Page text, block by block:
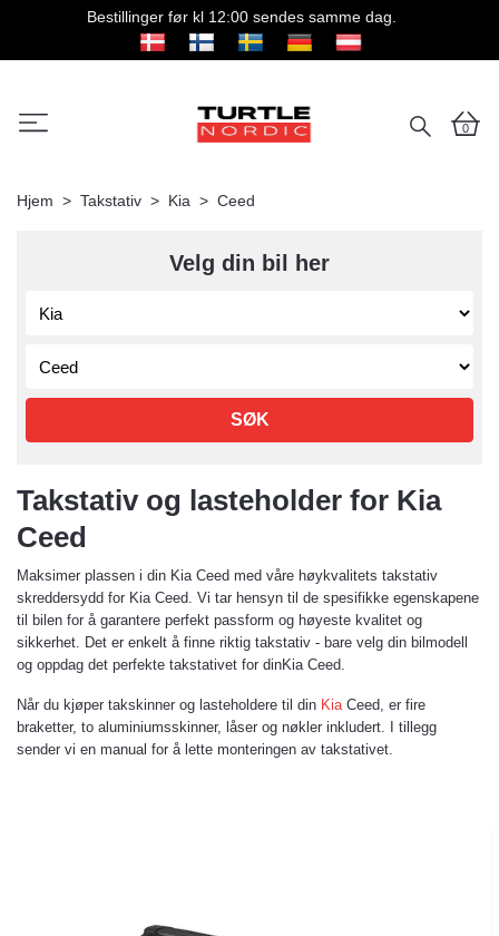
Bestillinger før kl 12:00 sendes samme dag.
0
Hjem Takstativ Kia Ceed
Velg din bil her
SØK
Takstativ og lasteholder for Kia
Ceed
Maksimer plassen i din Kia Ceed med våre høykvalitets takstativ
skreddersydd for Kia Ceed. Vi tar hensyn til de spesifikke egenskapene
til bilen for å garantere perfekt passform og høyeste kvalitet og
sikkerhet. Det er enkelt å finne riktig takstativ - bare velg din bilmodell
og oppdag det perfekte takstativet for dinKia Ceed.
Når du kjøper takskinner og lasteholdere til din Kia Ceed, er fire
braketter, to aluminiumsskinner, låser og nøkler inkludert. I tillegg
sender vi en manual for å lette monteringen av takstativet.